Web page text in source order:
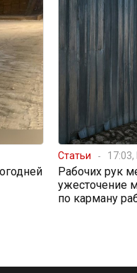
Статьи
Рабочих рук
ужесточение
по карману